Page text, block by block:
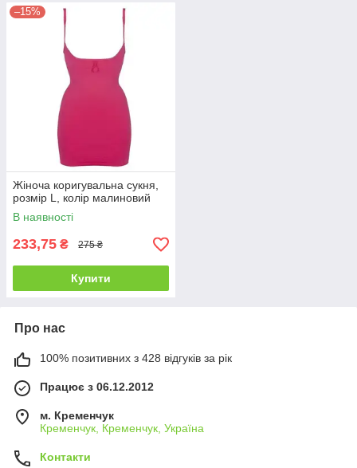
–15%
Жіноча коригувальна сукня,
розмір L, колір малиновий
В наявності
233,75 ₴ 275 ₴
Купити
Про нас
100% позитивних з 428 відгуків за рік
Працює з 06.12.2012
м. Кременчук
Кременчук, Кременчук, Україна
Контакти